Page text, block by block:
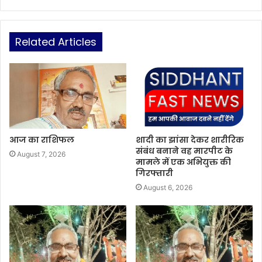
Related Articles
आज का राशिफल
August 7, 2026
शादी का झांसा देकर शारीरिक
संबंध बनाने वह मारपीट के
मामले में एक अभियुक्त की
गिरफ्तारी
August 6, 2026